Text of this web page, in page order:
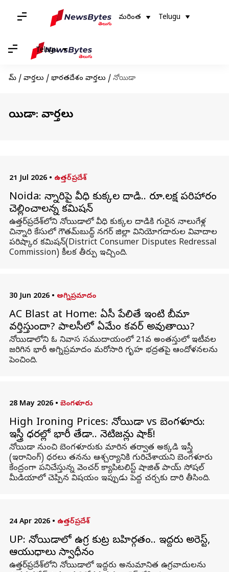
మరింత Telugu
Telugu
హోమ్ / వార్తలు / భారతదేశం వార్తలు / నోయిడా
నోయిడా: వార్తలు
21 Jul 2026 • ఉత్తర్‌ప్రదేశ్
Noida: చిన్నారిపై వీధి కుక్కల దాడి.. రూ.లక్ష పరిహారం
చెల్లించాలన్న కమిషన్
ఉత్తర్‌ప్రదేశ్‌లోని నోయిడాలో వీధి కుక్కల దాడికి గురైన నాలుగేళ్ల
చిన్నారి కేసులో గౌతమ్‌బుద్ధ్ నగర్ జిల్లా వినియోగదారుల వివాదాల
పరిష్కార కమిషన్(District Consumer Disputes Redressal
Commission) కీలక తీర్పు ఇచ్చింది.
30 Jun 2026 • అగ్నిప్రమాదం
AC Blast at Home: ఏసీ పేలితే ఇంటి బీమా
వర్తిస్తుందా? పాలసీలో ఏమేం కవర్ అవుతాయి?
నోయిడాలోని ఓ నివాస సముదాయంలో 21వ అంతస్తులో ఇటీవల
జరిగిన భారీ అగ్నిప్రమాదం మరోసారి గృహ భద్రతపై ఆందోళనలను
పెంచింది.
28 May 2026 • బెంగళూరు
High Ironing Prices: నోయిడా vs బెంగళూరు:
ఇస్త్రీ ధరల్లో భారీ తేడా.. నెటిజన్లు షాక్!
నోయిడా నుంచి బెంగళూరుకు మారిన తర్వాత అక్కడి ఇస్త్రీ
(ఇరానింగ్) ధరలు తనను ఆశ్చర్యానికి గురిచేశాయని బెంగళూరు
కేంద్రంగా పనిచేస్తున్న వెంచర్ క్యాపిటలిస్ట్ షాజిత్ పాయ్ సోషల్
మీడియాలో చెప్పిన విషయం ఇప్పుడు పెద్ద చర్చకు దారి తీసింది.
24 Apr 2026 • ఉత్తర్‌ప్రదేశ్
UP: నోయిడాలో ఉగ్ర కుట్ర బహిర్గతం.. ఇద్దరు అరెస్ట్‌,
ఆయుధాలు స్వాధీనం
ఉత్తర్‌ప్రదేశ్‌లోని నోయిడాలో ఇద్దరు అనుమానిత ఉగ్రవాదులను